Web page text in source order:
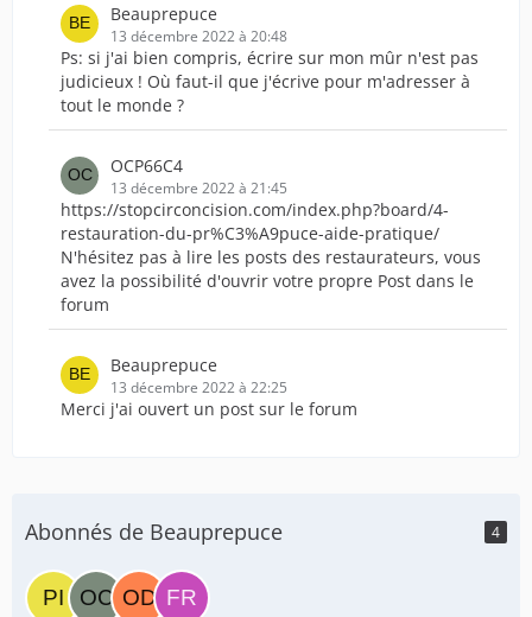
Beauprepuce
13 décembre 2022 à 20:48
Ps: si j'ai bien compris, écrire sur mon mûr n'est pas
judicieux ! Où faut-il que j'écrive pour m'adresser à
tout le monde ?
OCP66C4
13 décembre 2022 à 21:45
https://stopcirconcision.com/index.php?board/4-
restauration-du-pr%C3%A9puce-aide-pratique/
N'hésitez pas à lire les posts des restaurateurs, vous
avez la possibilité d'ouvrir votre propre Post dans le
forum
Beauprepuce
13 décembre 2022 à 22:25
Merci j'ai ouvert un post sur le forum
Abonnés de Beauprepuce 4